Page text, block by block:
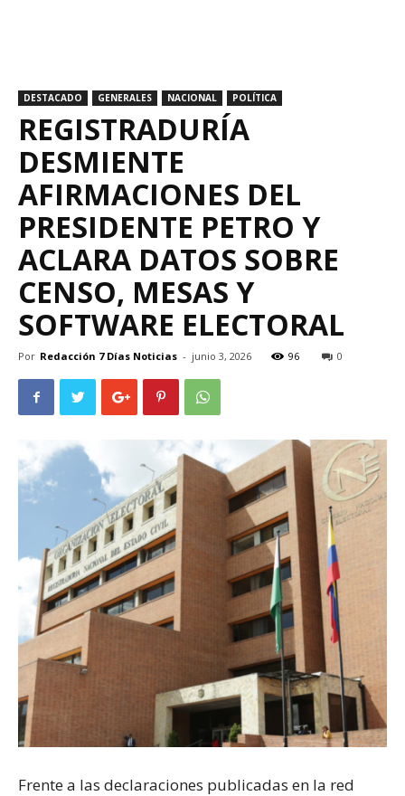
DESTACADO GENERALES NACIONAL POLÍTICA
REGISTRADURÍA
DESMIENTE
AFIRMACIONES DEL
PRESIDENTE PETRO Y
ACLARA DATOS SOBRE
CENSO, MESAS Y
SOFTWARE ELECTORAL
Por Redacción 7 Días Noticias - junio 3, 2026 96 0
Frente a las declaraciones publicadas en la red